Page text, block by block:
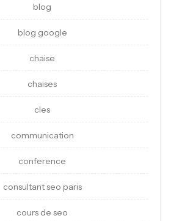
blog
blog google
chaise
chaises
cles
communication
conference
consultant seo paris
cours de seo